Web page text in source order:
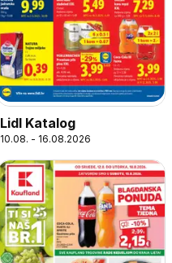
Lidl Katalog
10.08. - 16.08.2026